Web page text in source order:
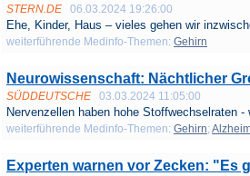
STERN.DE 06.03.2024 19:26:00
Ehe, Kinder, Haus – vieles gehen wir
weiterführende Medinfo-Themen: Gehirn
Neurowissenschaft: Nächtlicher
SÜDDEUTSCHE 03.03.2024 11:05:00
Nervenzellen haben hohe Stoffwechselraten -
weiterführende Medinfo-Themen: Gehirn;
Experten warnen vor Zecken: "Es